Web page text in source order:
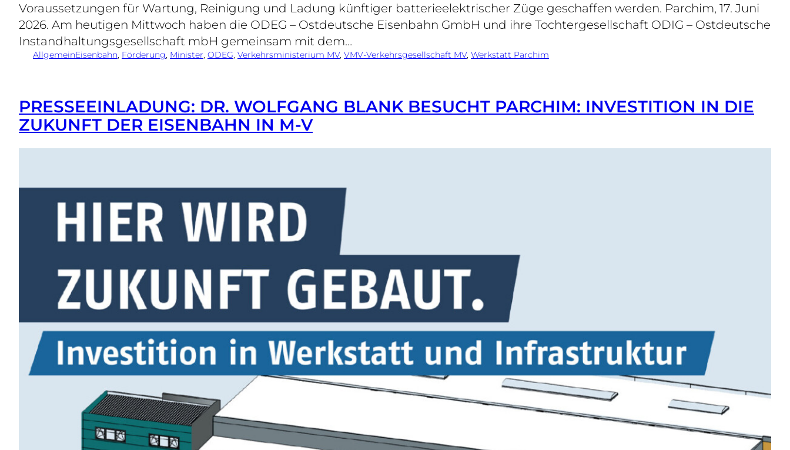
Voraussetzungen für Wartung, Reinigung und Ladung künftiger batterieelektrischer Züge geschaffen werden. Parchim, 17. Juni
2026. Am heutigen Mittwoch haben die ODEG – Ostdeutsche Eisenbahn GmbH und ihre Tochtergesellschaft ODIG – Ostdeutsche
Instandhaltungsgesellschaft mbH gemeinsam mit dem…
AllgemeinEisenbahn, Förderung, Minister, ODEG, Verkehrsministerium MV, VMV-Verkehrsgesellschaft MV, Werkstatt Parchim
PRESSEEINLADUNG: DR. WOLFGANG BLANK BESUCHT PARCHIM: INVESTITION IN DIE
ZUKUNFT DER EISENBAHN IN M-V